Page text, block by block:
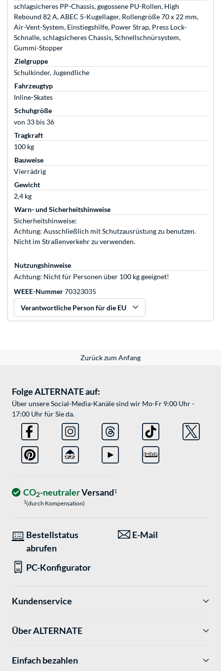
schlagsicheres PP-Chassis, gegossene PU-Rollen, High
Rebound 82 A, ABEC 5-Kugellager, Rollengröße 70 x 22 mm,
Air-Vent-System, Einstiegshilfe, Power Strap, Press Lock-
Schnalle, schlagsicheres Chassis, Schnellschnürsystem,
Gummi-Stopper
Zielgruppe
Schulkinder, Jugendliche
Fahrzeugtyp
Inline-Skates
Schuhgröße
von 33 bis 36
Tragkraft
100 kg
Bauweise
Vierrädrig
Gewicht
2,4 kg
Warn- und Sicherheitshinweise
Sicherheitshinweise:
Achtung: Ausschließlich mit Schutzausrüstung zu benutzen.
Nicht im Straßenverkehr zu verwenden.
Nutzungshinweise
Achtung: Nicht für Personen über 100 kg geeignet!
WEEE-Nummer70323035
Verantwortliche Person für die EU
Zurück zum Anfang
Folge ALTERNATE auf:
Über unsere Social-Media-Kanäle sind wir Mo-Fr 9:00 Uhr -
17:00 Uhr für Sie da.
CO2-neutralerVersand1
1(durch Kompensation)
Bestellstatus
abrufen
E-Mail
PC-Konfigurator
Kundenservice
Über ALTERNATE
Einfach bezahlen